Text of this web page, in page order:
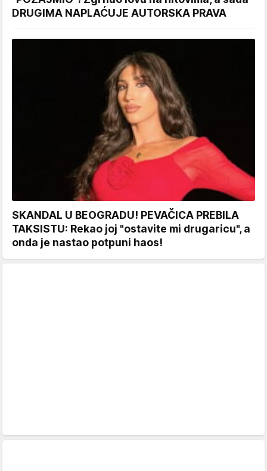
DRUGIMA NAPLAĆUJE AUTORSKA PRAVA
SKANDAL U BEOGRADU! PEVAČICA PREBILA
TAKSISTU: Rekao joj "ostavite mi drugaricu", a
onda je nastao potpuni haos!